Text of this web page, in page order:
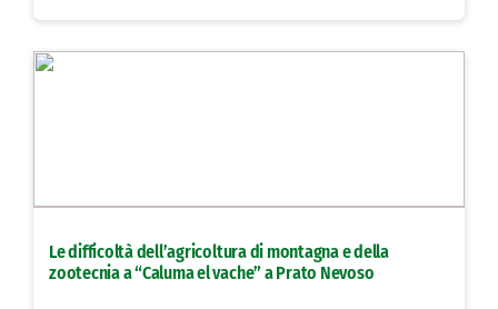
Le difficoltà dell’agricoltura di montagna e della
zootecnia a “Caluma el vache” a Prato Nevoso